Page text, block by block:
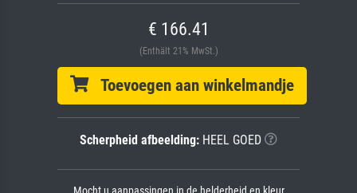
€ 166.41
(Enthält 21% MwSt.)
Toevoegen aan winkelmandje
Scherpheid afbeelding: HEEL GOED